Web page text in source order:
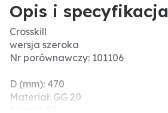
Opis i specyfikacja
Crosskill
wersja szeroka
Nr porównawczy: 101106
D (mm): 470
Materiał: GG 20